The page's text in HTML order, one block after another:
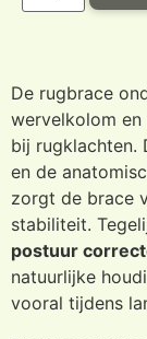
De rugbrace
wervelkolom
bij rugklachten.
en de
zorgt de brace
stabiliteit.
postuur
natuurlijke
vooral tijdens